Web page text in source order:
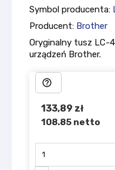
Symbol producenta:
Producent: Brother
Oryginalny tusz LC-
urządzeń Brother.
help_outline
133,89 zł
108.85 netto